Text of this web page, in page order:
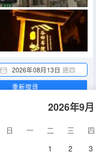
2026年08月13日 週四
2026年9月
日 一 二 三
四
1
2 3
重新搜尋
空調